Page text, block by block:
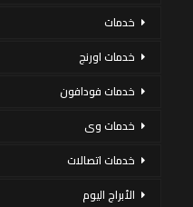
خدمات
خدمات اورنج
خدمات فودافون
خدمات وى
خدمات اتصالات
الأبراج اليوم